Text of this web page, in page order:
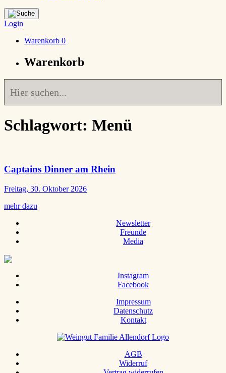
Login
Warenkorb 0
Warenkorb
Schlagwort: Menü
Captains Dinner am Rhein
Freitag, 30. Oktober 2026
mehr dazu
Newsletter
Freunde
Media
Instagram
Facebook
Impressum
Datenschutz
Kontakt
AGB
Widerruf